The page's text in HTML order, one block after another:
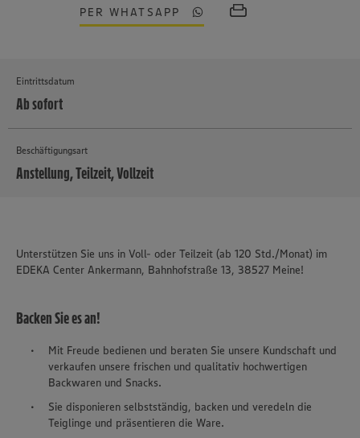
PER WHATSAPP
Eintrittsdatum
Ab sofort
Beschäftigungsart
Anstellung, Teilzeit, Vollzeit
Unterstützen Sie uns in Voll- oder Teilzeit (ab 120 Std./Monat) im
EDEKA Center Ankermann, Bahnhofstraße 13, 38527 Meine!
Backen Sie es an!
Mit Freude bedienen und beraten Sie unsere Kundschaft und
verkaufen unsere frischen und qualitativ hochwertigen
Backwaren und Snacks.
Sie disponieren selbstständig, backen und veredeln die
Teiglinge und präsentieren die Ware.